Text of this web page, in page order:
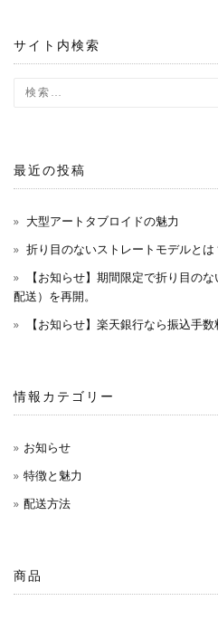
ョ
ン
サイト内検索
最近の投稿
大型アートタブロイドの魅力
折り目のないストレートモデルとは
【お知らせ】期間限定で折り目の
配送）を再開。
【お知らせ】楽天銀行なら振込手数
情報カテゴリー
お知らせ
特徴と魅力
配送方法
商品